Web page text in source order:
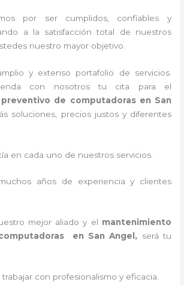
por ser cumplidos, confiables y
a la satisfacción total de nuestros
nuestro mayor objetivo.
y extenso portafolio de servicios.
con nosotros tu cita para el
de computadoras en San
soluciones, precios justos y diferentes
en cada uno de nuestros servicios.
años de experiencia y clientes
mejor aliado y el mantenimiento
en San Angel, será tu
con profesionalismo y eficacia.